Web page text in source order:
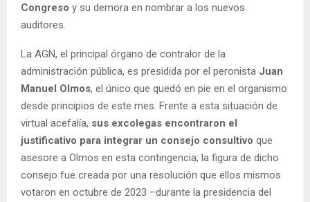
Congreso y su demora en nombrar a los nuevos
auditores.
La AGN, el principal órgano de contralor de la
administración pública, es presidida por el peronista Juan
Manuel Olmos, el único que quedó en pie en el organismo
desde principios de este mes. Frente a esta situación de
virtual acefalía, sus excolegas encontraron el
justificativo para integrar un consejo consultivo que
asesore a Olmos en esta contingencia; la figura de dicho
consejo fue creada por una resolución que ellos mismos
votaron en octubre de 2023 –durante la presidencia del